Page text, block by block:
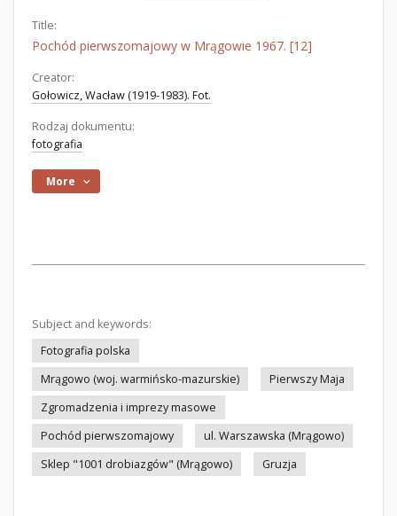
Title:
Pochód pierwszomajowy w Mrągowie 1967. [12]
Creator:
Gołowicz, Wacław (1919-1983). Fot.
Rodzaj dokumentu:
fotografia
More
Subject and keywords:
Fotografia polska
Mrągowo (woj. warmińsko-mazurskie)
Pierwszy Maja
Zgromadzenia i imprezy masowe
Pochód pierwszomajowy
ul. Warszawska (Mrągowo)
Sklep "1001 drobiazgów" (Mrągowo)
Gruzja